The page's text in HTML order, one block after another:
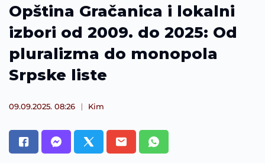
t
Opština Gračanica i lokalni
izbori od 2009. do 2025: Od
pluralizma do monopola
Srpske liste
09.09.2025. 08:26 Kim